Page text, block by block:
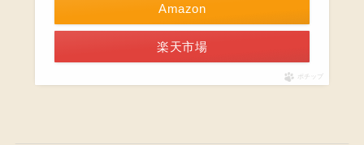
Amazon
楽天市場
ポチップ